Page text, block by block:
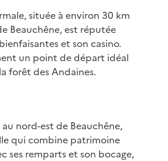
située à environ 30 km
Beauchêne, est réputée
et son casino.
un point de départ idéal
forêt des Andaines.
nord-est de Beauchêne,
qui combine patrimoine
ses remparts et son bocage,